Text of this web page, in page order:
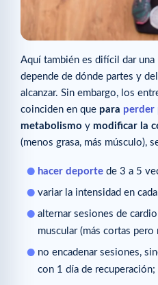
Aquí también es difícil dar
depende de dónde partes y
alcanzar. Sin embargo, los
coinciden en que para perder
metabolismo y modificar la
(menos grasa, más músculo),
hacer deporte de 3 a 5
variar la intensidad en
alternar sesiones de
muscular (más cortas pero
no encadenar sesiones,
con 1 día de recuperación;